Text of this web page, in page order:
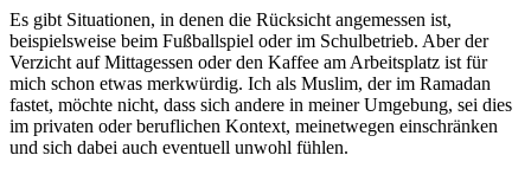
Es gibt Situationen, in denen die Rücksicht angemessen ist,
beispielsweise beim Fußballspiel oder im Schulbetrieb. Aber der
Verzicht auf Mittagessen oder den Kaffee am Arbeitsplatz ist für
mich schon etwas merkwürdig. Ich als Muslim, der im Ramadan
fastet, möchte nicht, dass sich andere in meiner Umgebung, sei dies
im privaten oder beruflichen Kontext, meinetwegen einschränken
und sich dabei auch eventuell unwohl fühlen.